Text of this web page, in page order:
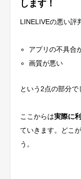
します！
LINELIVEの悪い評
アプリの不具合
画質が悪い
という2点の部分で
ここからは実際に
ていきます。どこ
う。